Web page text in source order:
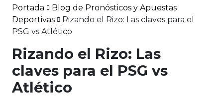
Portada
Blog de Pronósticos y Apuestas
Deportivas
Rizando el Rizo: Las claves para el
PSG vs Atlético
Rizando el Rizo: Las
claves para el PSG vs
Atlético